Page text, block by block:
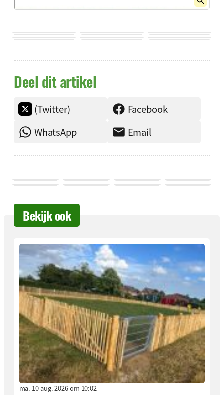
Deel dit artikel
(Twitter)
Facebook
WhatsApp
Email
Bekijk ook
ma. 10 aug. 2026 om 10:02